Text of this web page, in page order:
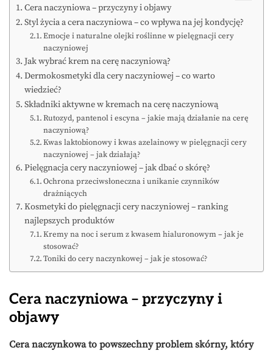
Cera naczyniowa – przyczyny i objawy
Styl życia a cera naczyniowa – co wpływa na jej kondycję?
Emocje i naturalne olejki roślinne w pielęgnacji cery
naczyniowej
Jak wybrać krem na cerę naczyniową?
Dermokosmetyki dla cery naczyniowej – co warto
wiedzieć?
Składniki aktywne w kremach na cerę naczyniową
Rutozyd, pantenol i escyna – jakie mają działanie na cerę
naczyniową?
Kwas laktobionowy i kwas azelainowy w pielęgnacji cery
naczyniowej – jak działają?
Pielęgnacja cery naczyniowej – jak dbać o skórę?
Ochrona przeciwsłoneczna i unikanie czynników
drażniących
Kosmetyki do pielęgnacji cery naczyniowej – ranking
najlepszych produktów
Kremy na noc i serum z kwasem hialuronowym – jak je
stosować?
Toniki do cery naczynkowej – jak je stosować?
Cera naczyniowa – przyczyny i
objawy
Cera naczynkowa to powszechny problem skórny, który